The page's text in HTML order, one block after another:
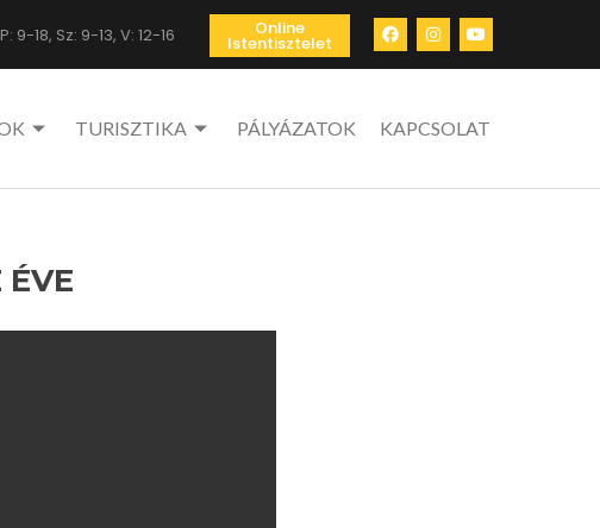
9-18, Sz: 9-13, V: 12-16 Online
Istentisztelet
TURISZTIKA PÁLYÁZATOK KAPCSOLAT